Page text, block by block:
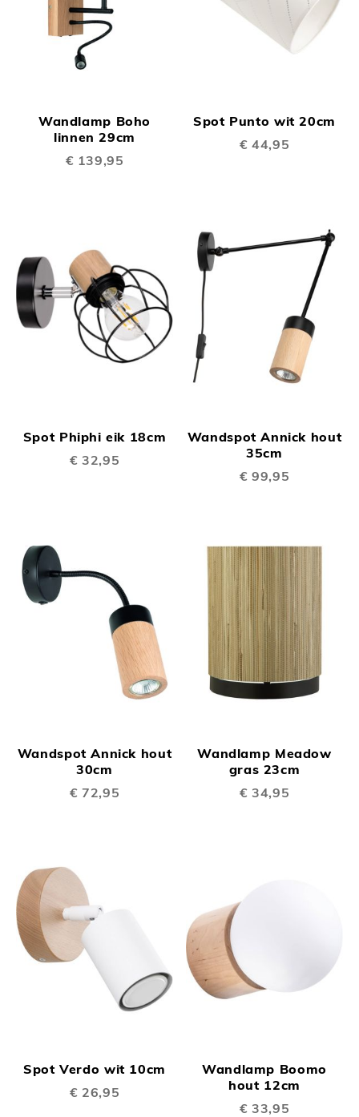
Wandlamp Boho
linnen 29cm
€ 139,95
Spot Punto wit 20cm
€ 44,95
Spot Phiphi eik 18cm
€ 32,95
Wandspot Annick hout
35cm
€ 99,95
Wandspot Annick hout
30cm
€ 72,95
Wandlamp Meadow
gras 23cm
€ 34,95
Spot Verdo wit 10cm
€ 26,95
Wandlamp Boomo
hout 12cm
€ 33,95